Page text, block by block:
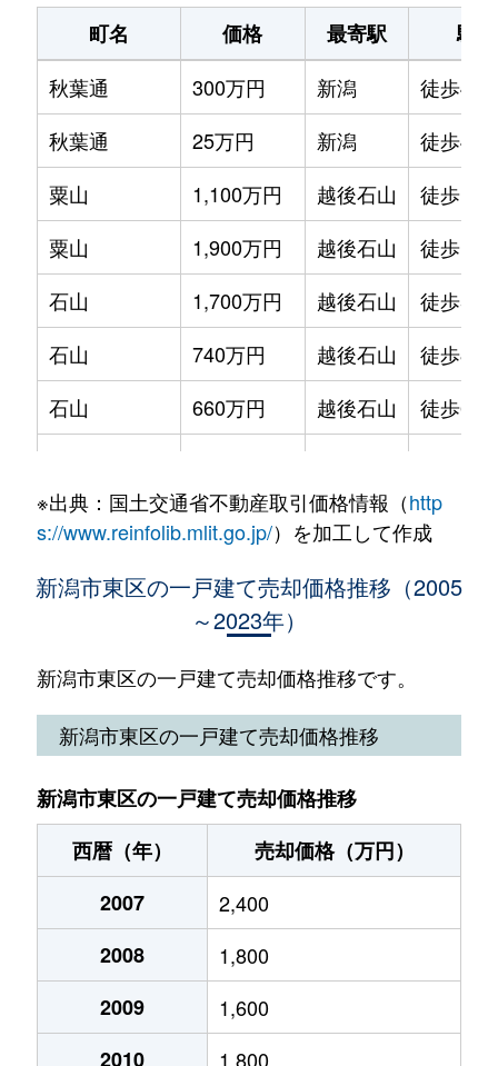
町名 価格 最寄駅
駅
秋葉通
300万円 新潟
徒歩45
秋葉通
25万円 新潟
徒歩45
粟山
1,100万円 越後石山
徒歩15
粟山
1,900万円 越後石山
徒歩15
石山
1,700万円 越後石山
徒歩5分
石山
740万円 越後石山
徒歩8分
石山
660万円 越後石山
徒歩6分
海老ケ瀬新町
1,400万円 大形
徒歩21
700万円
逢谷内
1,100万円 大形
大形本町
1,400万円 大形
大山
2,400万円 新潟
徒歩45
上木戸
23,000万円 新潟
徒歩45
上木戸
上木戸
2,700万円
※出典：国土交通省不動産取引価格情報（http
s://www.reinfolib.mlit.go.jp/）を加工して作成
新潟市東区の一戸建て売却価格推移（2005
～2023年）
新潟市東区の一戸建て売却価格推移です。
新潟市東区の一戸建て売却価格推移
新潟市東区の一戸建て売却価格推移
西暦（年）
売却価格（万円）
2007
2,400
2008
1,800
2009
1,600
2010
1,800